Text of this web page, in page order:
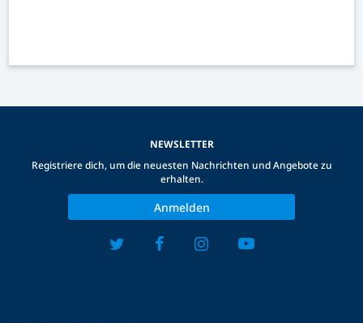
NEWSLETTER
Registriere dich, um die neuesten Nachrichten und Angebote zu
erhalten.
Anmelden